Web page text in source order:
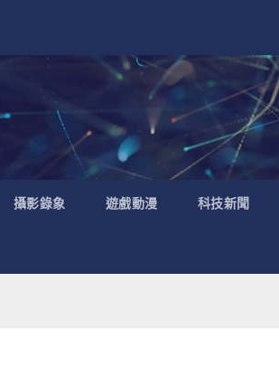
攝影錄象 遊戲動漫 科技新聞